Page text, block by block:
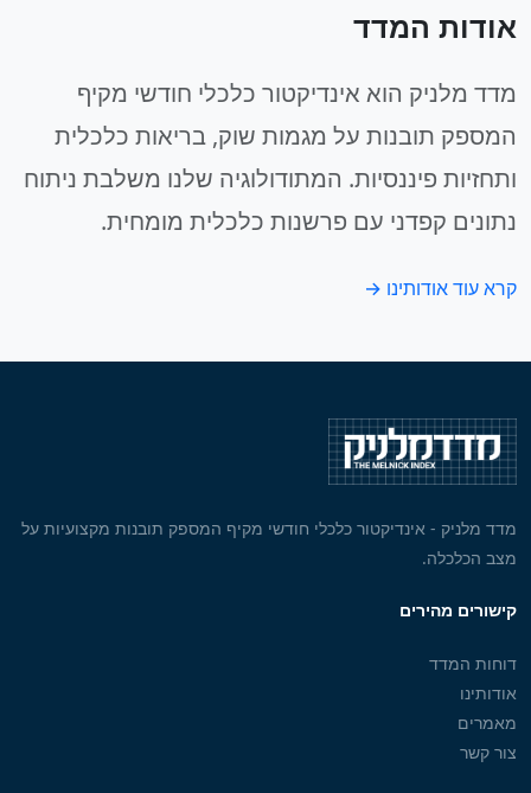
אודות המדד
מדד מלניק הוא אינדיקטור כלכלי חודשי מקיף
המספק תובנות על מגמות שוק, בריאות כלכלית
ותחזיות פיננסיות. המתודולוגיה שלנו משלבת ניתוח
נתונים קפדני עם פרשנות כלכלית מומחית.
קרא עוד אודותינו →
מדד מלניק - אינדיקטור כלכלי חודשי מקיף המספק תובנות מקצועיות על
מצב הכלכלה.
קישורים מהירים
דוחות המדד
אודותינו
מאמרים
צור קשר